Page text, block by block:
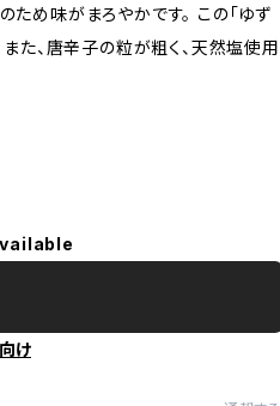
ため味がまろやかです。 この「ゆず
た、唐辛子の粒が粗く、天然塩使用
け